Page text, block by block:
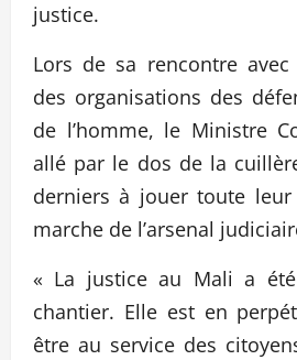
justice.
Lors de sa rencontre avec
des organisations des
de l’homme, le Ministre
allé par le dos de la
derniers à jouer toute
marche de l’arsenal
« La justice au Mali a
chantier. Elle est en
être au service des